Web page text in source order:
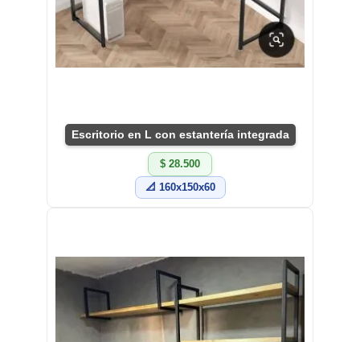
Escritorio en L con estantería integrada
$ 28.500
📐 160x150x60